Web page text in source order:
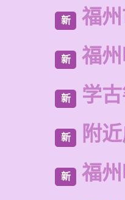
新 福
新 福
新 学
新 附
新 福